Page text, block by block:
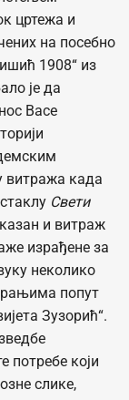
цртежа и
на посебно
1908“ из
је да
Васе
витража када
Свети
и витраж
израђене за
неколико
попут
Зузорић“.
потребе који
слике,